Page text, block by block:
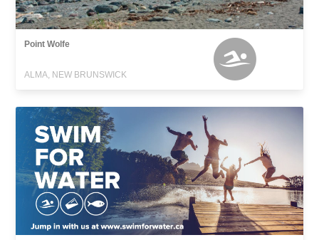
Point Wolfe
ALMA, NEW BRUNSWICK